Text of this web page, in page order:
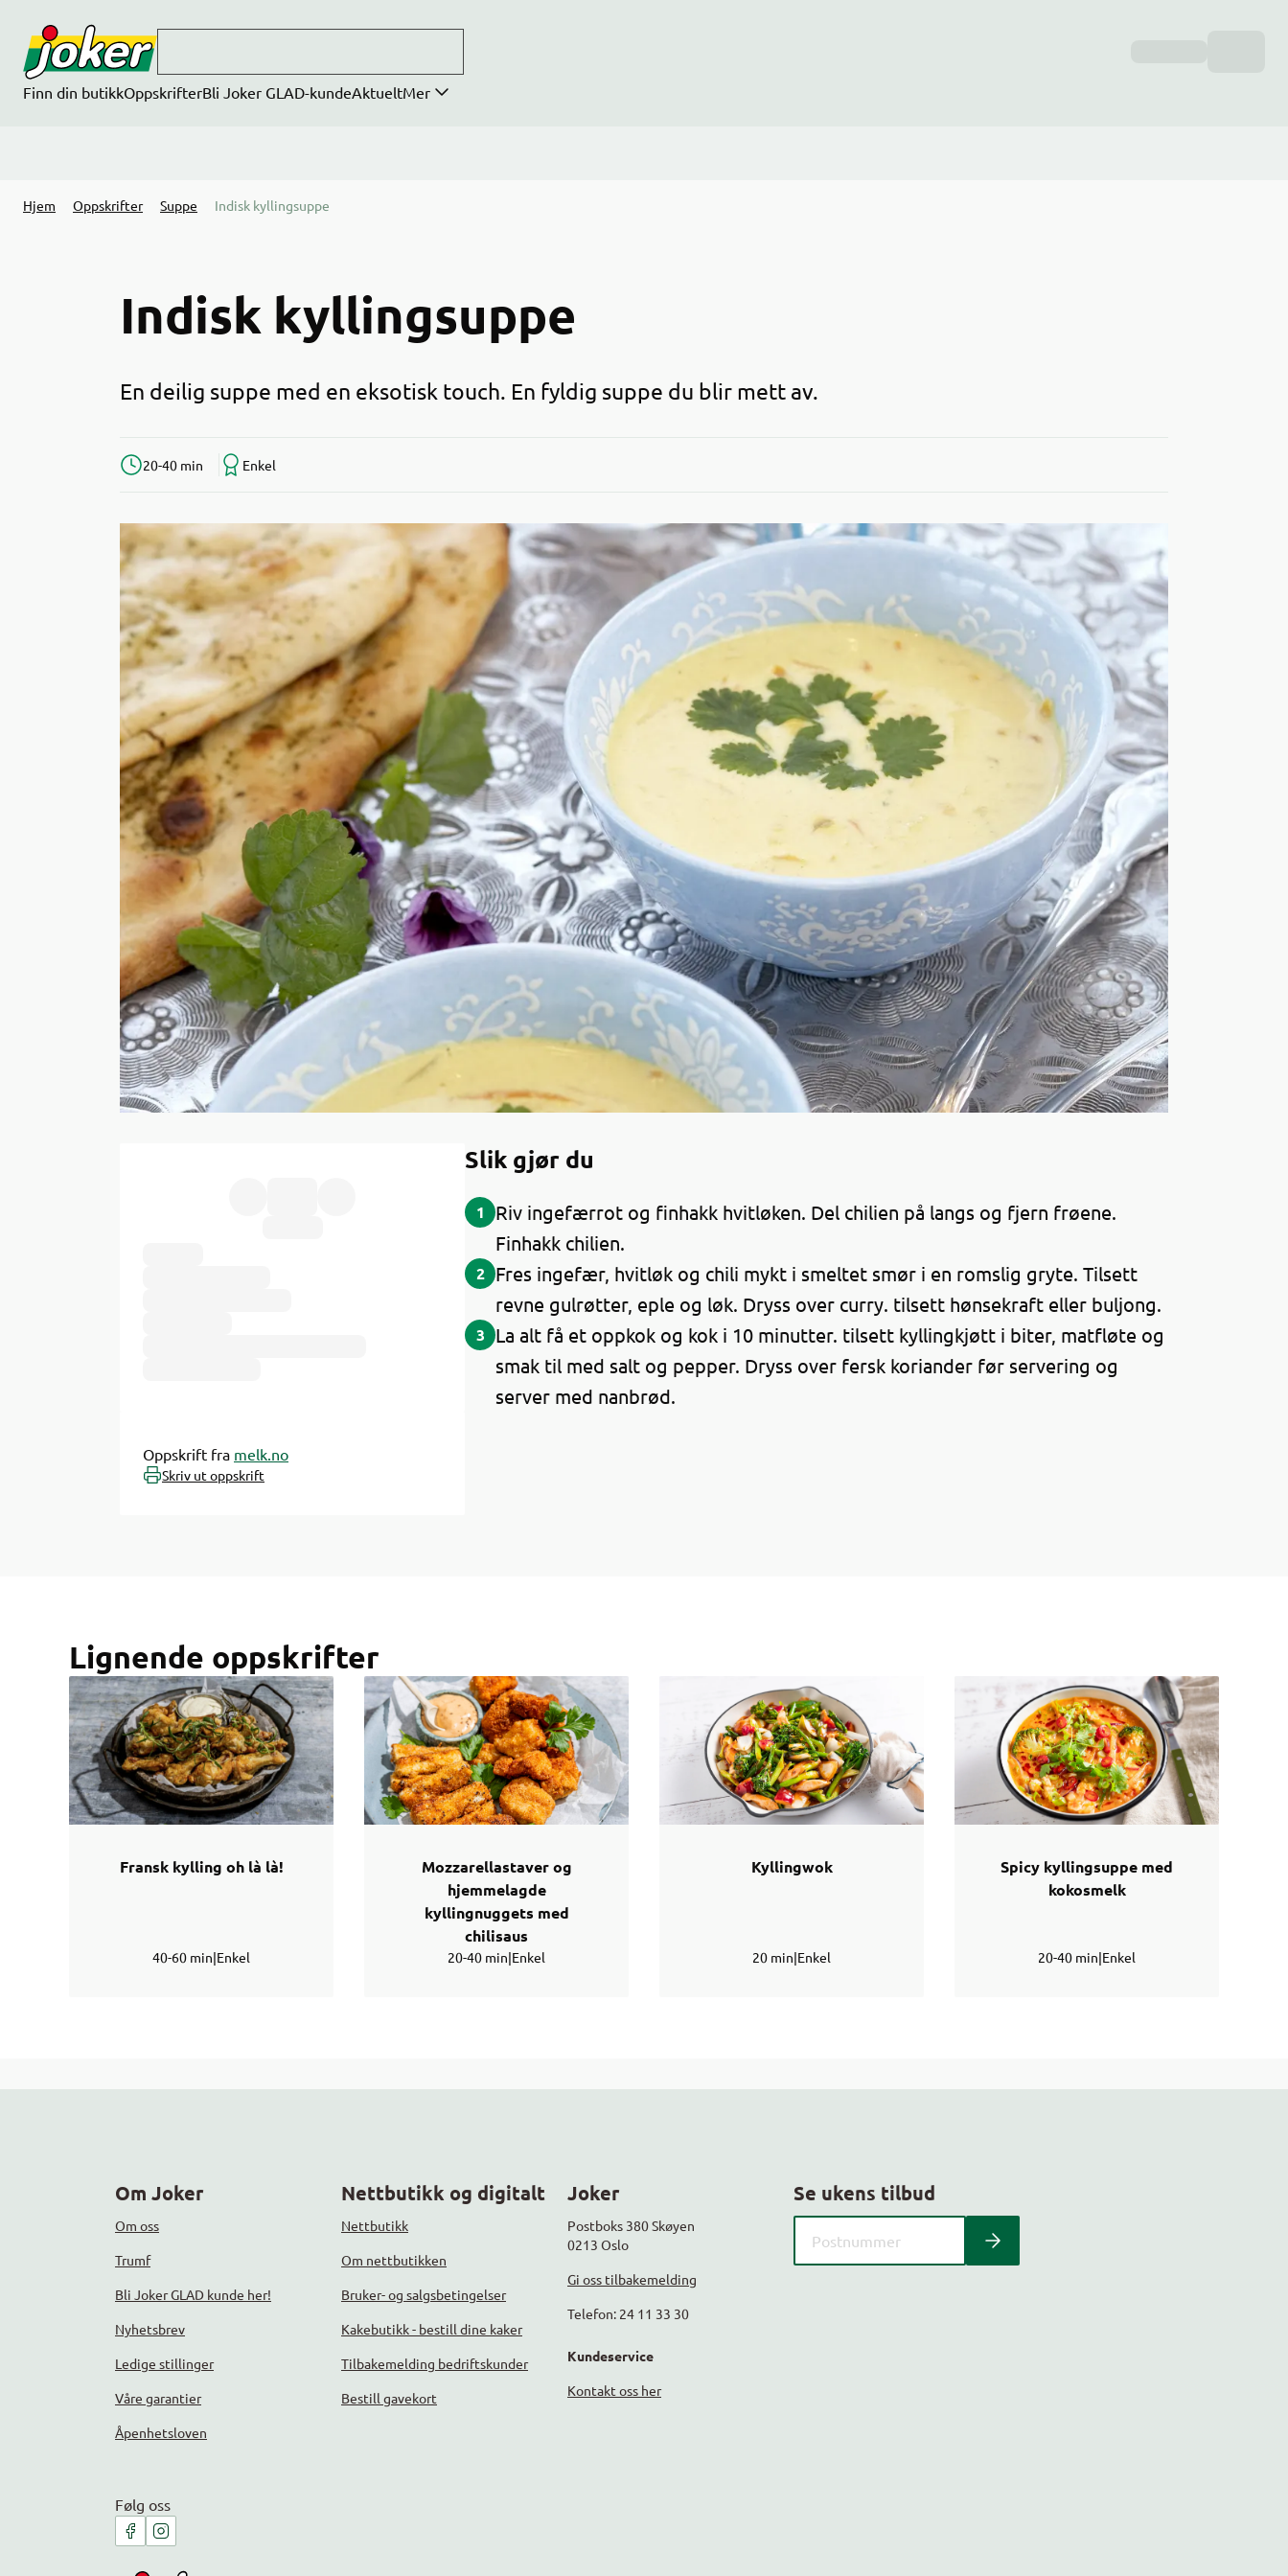
Finn din butikkOppskrifterBli Joker GLAD-kundeAktueltMer
Hjem Oppskrifter Suppe Indisk kyllingsuppe
Indisk kyllingsuppe
En deilig suppe med en eksotisk touch. En fyldig suppe du blir mett av.
20-40 min Enkel
Oppskrift fra melk.no
Skriv ut oppskrift
Slik gjør du
1
Riv ingefærrot og finhakk hvitløken. Del chilien på langs og fjern frøene.
Finhakk chilien.
2 Fres ingefær, hvitløk og chili mykt i smeltet smør i en romslig gryte. Tilsett
revne gulrøtter, eple og løk. Dryss over curry. tilsett hønsekraft eller buljong.
3
La alt få et oppkok og kok i 10 minutter. tilsett kyllingkjøtt i biter, matfløte og
smak til med salt og pepper. Dryss over fersk koriander før servering og
server med nanbrød.
Lignende oppskrifter
Fransk kylling oh là là!
40-60 min|Enkel
Mozzarellastaver og
hjemmelagde
kyllingnuggets med
chilisaus
20-40 min|Enkel
Kyllingwok
20 min|Enkel
Spicy kyllingsuppe med
kokosmelk
20-40 min|Enkel
Om Joker
Om oss
Trumf
Bli Joker GLAD kunde her!
Nyhetsbrev
Ledige stillinger
Våre garantier
Åpenhetsloven
Nettbutikk og digitalt
Nettbutikk
Om nettbutikken
Bruker- og salgsbetingelser
Kakebutikk - bestill dine kaker
Tilbakemelding bedriftskunder
Bestill gavekort
Joker
Postboks 380 Skøyen
0213 Oslo
Gi oss tilbakemelding
Telefon: 24 11 33 30
Kundeservice
Kontakt oss her
Se ukens tilbud
Følg oss